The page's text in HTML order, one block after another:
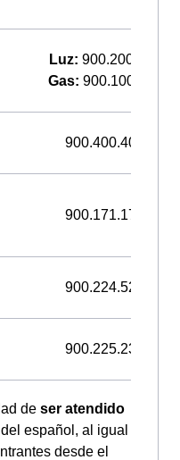
Luz: 900.200.708
Gas: 900.100.309
900.400.408
900.171.171
900.224.522
900.225.235
de ser atendido
español, al igual
desde el